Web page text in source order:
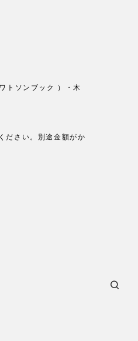
トソンブック ）・木
ださい。別途金額がか